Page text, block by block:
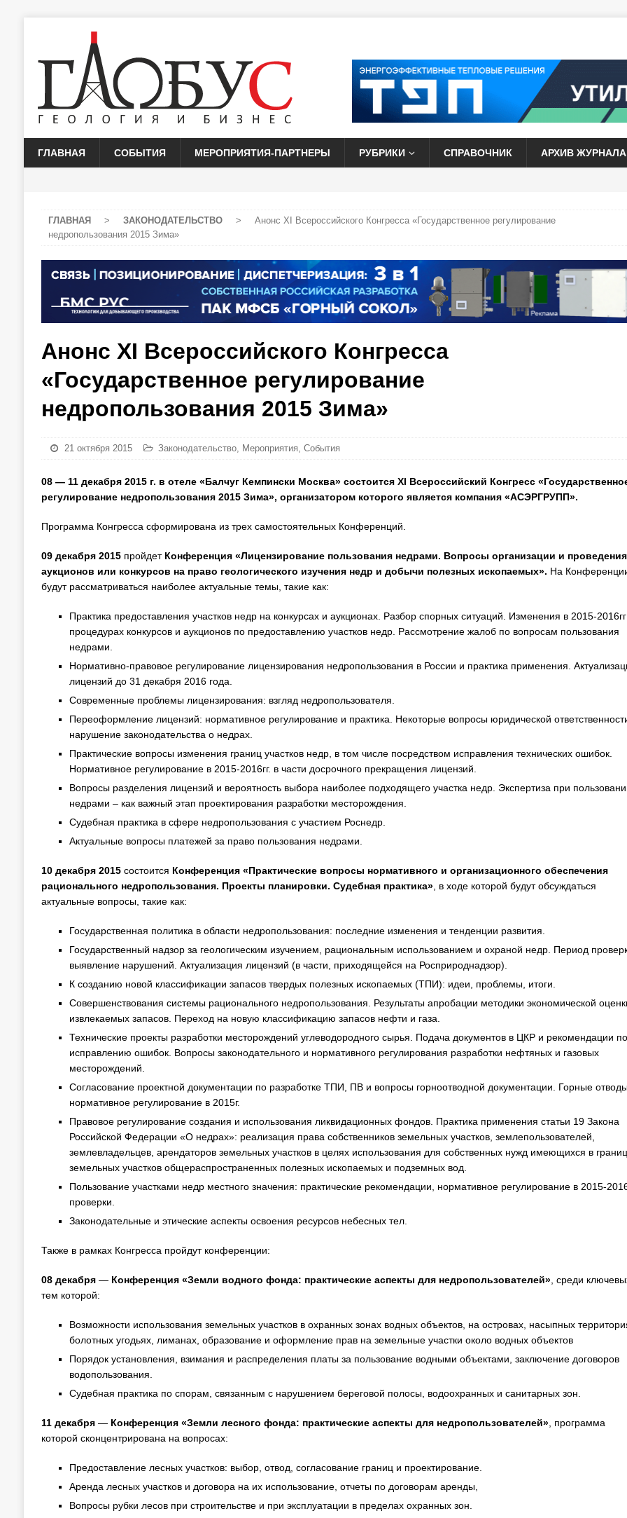
ГЛАВНАЯ СОБЫТИЯ МЕРОПРИЯТИЯ-ПАРТНЕРЫ РУБРИКИ СПРАВОЧНИК АРХИВ ЖУРНАЛА
ГЛАВНАЯ > ЗАКОНОДАТЕЛЬСТВО >
Анонс ХI Всероссийского Конгресса «Государственное регулирование
недропользования 2015 Зима»
Анонс ХI Всероссийского Конгресса
«Государственное регулирование
недропользования 2015 Зима»
21 октября 2015 Законодательство, Мероприятия, События
08 — 11 декабря 2015 г. в отеле «Балчуг Кемпински Москва» состоится ХI Всероссийский Конгресс «
регулирование недропользования 2015 Зима», организатором которого является компания «АСЭРГРУПП».
Программа Конгресса сформирована из трех самостоятельных Конференций.
09 декабря 2015пройдет Конференция «Лицензирование пользования недрами. Вопросы организации и проведения
аукционов или конкурсов на право геологического изучения недр и добычи полезных ископаемых». На
будут рассматриваться наиболее актуальные темы, такие как:
Практика предоставления участков недр на конкурсах и аукционах. Разбор спорных ситуаций. Изменения в 2015-
процедурах конкурсов и аукционов по предоставлению участков недр. Рассмотрение жалоб по вопросам пользования
недрами.
Нормативно-правовое регулирование лицензирования недропользования в России и практика применения.
лицензий до 31 декабря 2016 года.
Современные проблемы лицензирования: взгляд недропользователя.
Переоформление лицензий: нормативное регулирование и практика. Некоторые вопросы юридической
нарушение законодательства о недрах.
Практические вопросы изменения границ участков недр, в том числе посредством исправления технических ошибок.
Нормативное регулирование в 2015-2016гг. в части досрочного прекращения лицензий.
Вопросы разделения лицензий и вероятность выбора наиболее подходящего участка недр. Экспертиза при
недрами – как важный этап проектирования разработки месторождения.
Судебная практика в сфере недропользования с участием Роснедр.
Актуальные вопросы платежей за право пользования недрами.
10 декабря 2015состоится Конференция «Практические вопросы нормативного и организационного обеспечения
рационального недропользования. Проекты планировки. Судебная практика», в ходе которой будут обсуждаться
актуальные вопросы, такие как:
Государственная политика в области недропользования: последние изменения и тенденции развития.
Государственный надзор за геологическим изучением, рациональным использованием и охраной недр. Период
выявление нарушений. Актуализация лицензий (в части, приходящейся на Росприроднадзор).
К созданию новой классификации запасов твердых полезных ископаемых (ТПИ): идеи, проблемы, итоги.
Совершенствования системы рационального недропользования. Результаты апробации методики экономической
извлекаемых запасов. Переход на новую классификацию запасов нефти и газа.
Технические проекты разработки месторождений углеводородного сырья. Подача документов в ЦКР и рекомендации по
исправлению ошибок. Вопросы законодательного и нормативного регулирования разработки нефтяных и газовых
месторождений.
Согласование проектной документации по разработке ТПИ, ПВ и вопросы горноотводной документации. Горные
нормативное регулирование в 2015г.
Правовое регулирование создания и использования ликвидационных фондов. Практика применения статьи 19 Закона
Российской Федерации «О недрах»: реализация права собственников земельных участков, землепользователей,
землевладельцев, арендаторов земельных участков в целях использования для собственных нужд имеющихся в
земельных участков общераспространенных полезных ископаемых и подземных вод.
Пользование участками недр местного значения: практические рекомендации, нормативное регулирование в 2015-
проверки.
Законодательные и этические аспекты освоения ресурсов небесных тел.
Также в рамках Конгресса пройдут конференции:
08 декабря— Конференция «Земли водного фонда: практические аспекты для недропользователей», среди
тем которой:
Возможности использования земельных участков в охранных зонах водных объектов, на островах, насыпных
болотных угодьях, лиманах, образование и оформление прав на земельные участки около водных объектов
Порядок установления, взимания и распределения платы за пользование водными объектами, заключение договоров
водопользования.
Судебная практика по спорам, связанным с нарушением береговой полосы, водоохранных и санитарных зон.
11 декабря— Конференция «Земли лесного фонда: практические аспекты для недропользователей», программа
которой сконцентрирована на вопросах:
Предоставление лесных участков: выбор, отвод, согласование границ и проектирование.
Аренда лесных участков и договора на их использование, отчеты по договорам аренды,
Вопросы рубки лесов при строительстве и при эксплуатации в пределах охранных зон.